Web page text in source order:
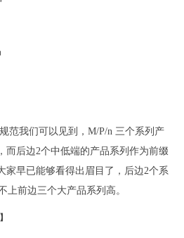
范我们可以见到，M/P/n 三个系列产
而后边2个中低端的产品系列作为前缀
家早已能够看得出眉目了，后边2个系
上前边三个大产品系列高。